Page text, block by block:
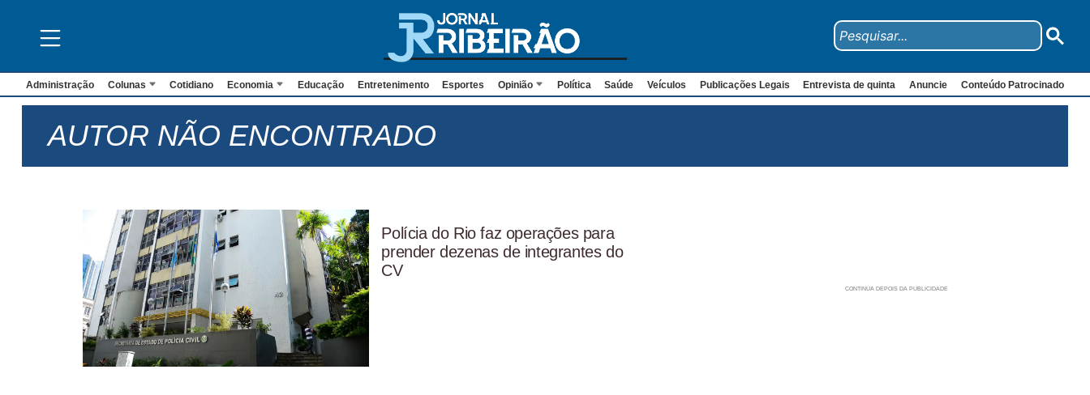
Administração Colunas Cotidiano Economia Educação Entretenimento Esportes Opinião Política Saúde Veículos Publicações Legais Entrevista de quinta Anuncie Conteúdo Patrocinado
AUTOR NÃO ENCONTRADO
Polícia do Rio faz operações para
prender dezenas de integrantes do
CV